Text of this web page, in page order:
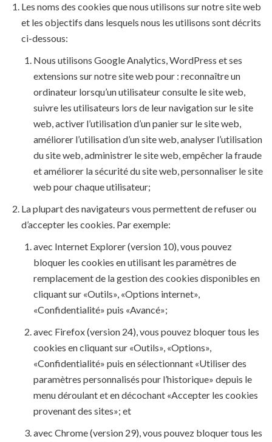
Les noms des cookies que nous utilisons sur notre site web
et les objectifs dans lesquels nous les utilisons sont décrits
ci-dessous:
Nous utilisons Google Analytics, WordPress et ses
extensions sur notre site web pour : reconnaître un
ordinateur lorsqu’un utilisateur consulte le site web,
suivre les utilisateurs lors de leur navigation sur le site
web, activer l’utilisation d’un panier sur le site web,
améliorer l’utilisation d’un site web, analyser l’utilisation
du site web, administrer le site web, empêcher la fraude
et améliorer la sécurité du site web, personnaliser le site
web pour chaque utilisateur;
La plupart des navigateurs vous permettent de refuser ou
d’accepter les cookies. Par exemple:
avec Internet Explorer (version 10), vous pouvez
bloquer les cookies en utilisant les paramètres de
remplacement de la gestion des cookies disponibles en
cliquant sur «Outils», «Options internet»,
«Confidentialité» puis «Avancé»;
avec Firefox (version 24), vous pouvez bloquer tous les
cookies en cliquant sur «Outils», «Options»,
«Confidentialité» puis en sélectionnant «Utiliser des
paramètres personnalisés pour l’historique» depuis le
menu déroulant et en décochant «Accepter les cookies
provenant des sites»; et
avec Chrome (version 29), vous pouvez bloquer tous les